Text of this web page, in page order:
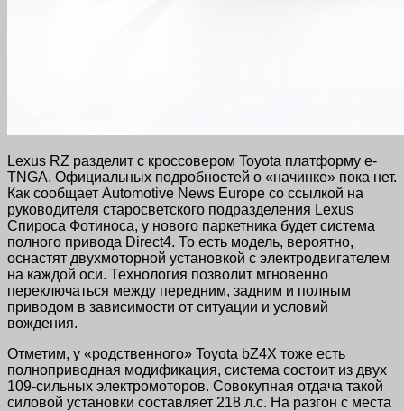
Lexus RZ разделит с кроссовером Toyota платформу e-
TNGA. Официальных подробностей о «начинке» пока нет.
Как сообщает Automotive News Europe со ссылкой на
руководителя старосветского подразделения Lexus
Спироса Фотиноса, у нового паркетника будет система
полного привода Direct4. То есть модель, вероятно,
оснастят двухмоторной установкой с электродвигателем
на каждой оси. Технология позволит мгновенно
переключаться между передним, задним и полным
приводом в зависимости от ситуации и условий
вождения.
Отметим, у «родственного» Toyota bZ4X тоже есть
полноприводная модификация, система состоит из двух
109-сильных электромоторов. Совокупная отдача такой
силовой установки составляет 218 л.с. На разгон с места